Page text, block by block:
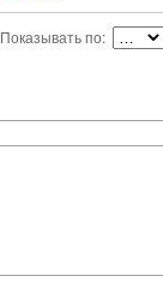
Показывать по: